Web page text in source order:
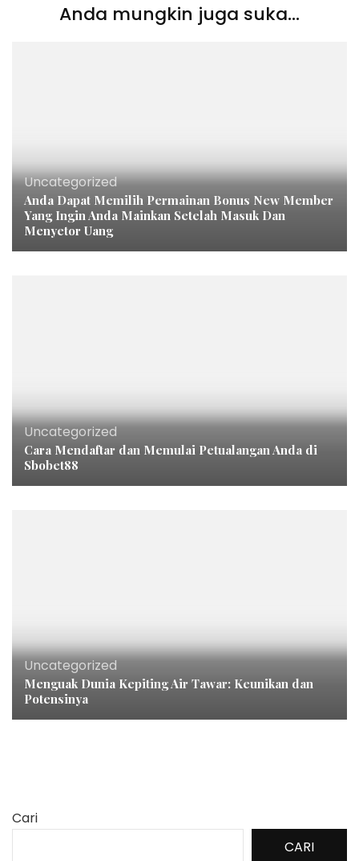
Anda mungkin juga suka...
Uncategorized
Anda Dapat Memilih Permainan Bonus New Member
Yang Ingin Anda Mainkan Setelah Masuk Dan
Menyetor Uang
Uncategorized
Cara Mendaftar dan Memulai Petualangan Anda di
Sbobet88
Uncategorized
Menguak Dunia Kepiting Air Tawar: Keunikan dan
Potensinya
Cari
CARI